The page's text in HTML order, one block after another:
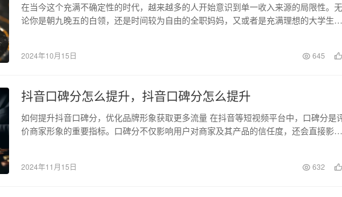
在当今这个充满不确定性的时代，越来越多的人开始意识到单一收入来源的局限性。无
论你是朝九晚五的白领，还是时间较为自由的全职妈妈，又或者是充满理想的大学生，
2024年10月15日 645
抖音口碑分怎么提升，抖音口碑分怎么提升
如何提升抖音口碑分，优化品牌形象获取更多流量 在抖音等短视频平台中，口碑分是
价商家形象的重要指标。口碑分不仅影响用户对商家及其产品的信任度，还会直接影响
2024年11月15日 632